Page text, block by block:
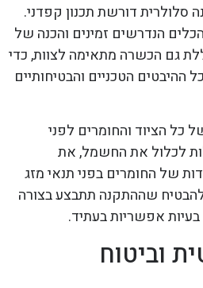
דורשת תכנון קפדני.
הנדרשים זמינים והכנה של
גם הכשרה מתאימה לצוות, כדי
הטכניים והבטיחותיים
כל הציוד והחומרים לפני
לכלול את החשמל, את
של החומרים בפני תנאי מזג
להבטיח שההתקנה תתבצע בצורה
אפשריות בעתיד.
וביטוח